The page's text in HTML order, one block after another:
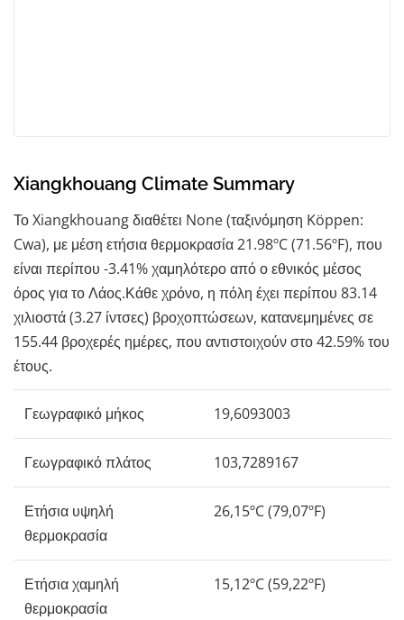
Xiangkhouang Climate Summary
Το Xiangkhouang διαθέτει None (ταξινόμηση Köppen:
Cwa), με μέση ετήσια θερμοκρασία 21.98ºC (71.56ºF), που
είναι περίπου -3.41% χαμηλότερο από ο εθνικός μέσος
όρος για το Λάος.Κάθε χρόνο, η πόλη έχει περίπου 83.14
χιλιοστά (3.27 ίντσες) βροχοπτώσεων, κατανεμημένες σε
155.44 βροχερές ημέρες, που αντιστοιχούν στο 42.59% του
έτους.
Γεωγραφικό μήκος 19,6093003
Γεωγραφικό πλάτος 103,7289167
Ετήσια υψηλή
θερμοκρασία
26,15ºC (79,07ºF)
Ετήσια χαμηλή
θερμοκρασία
15,12ºC (59,22ºF)